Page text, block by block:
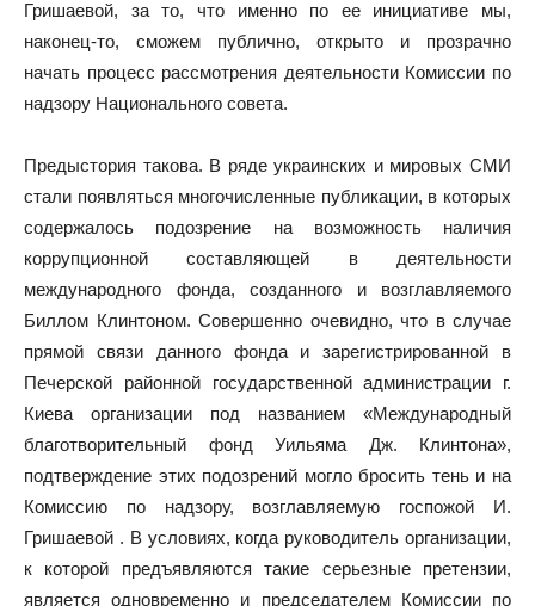
Гришаевой, за то, что именно по ее инициативе мы,
наконец-то, сможем публично, открыто и прозрачно
начать процесс рассмотрения деятельности Комиссии по
надзору Национального совета.
Предыстория такова. В ряде украинских и мировых СМИ
стали появляться многочисленные публикации, в которых
содержалось подозрение на возможность наличия
коррупционной составляющей в деятельности
международного фонда, созданного и возглавляемого
Биллом Клинтоном. Совершенно очевидно, что в случае
прямой связи данного фонда и зарегистрированной в
Печерской районной государственной администрации г.
Киева организации под названием «Международный
благотворительный фонд Уильяма Дж. Клинтона»,
подтверждение этих подозрений могло бросить тень и на
Комиссию по надзору, возглавляемую госпожой И.
Гришаевой . В условиях, когда руководитель организации,
к которой предъявляются такие серьезные претензии,
является одновременно и председателем Комиссии по